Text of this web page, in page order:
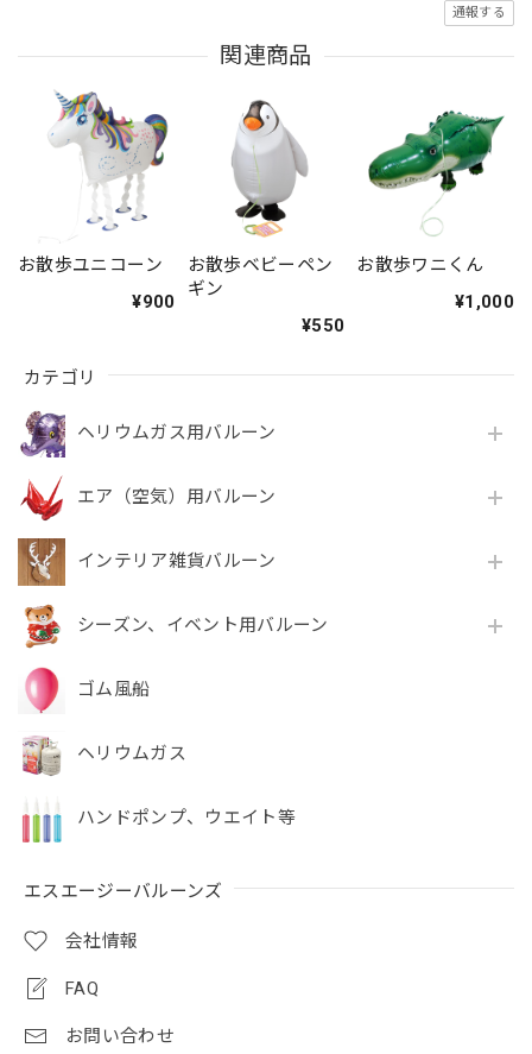
カテゴリ
ヘリウムガス用バルーン
エア（空気）用バルーン
インテリア雑貨バルーン
シーズン、イベント用バルーン
ゴム風船
ヘリウムガス
ハンドポンプ、ウエイト等
エスエージーバルーンズ
会社情報
FAQ
お問い合わせ
通報する
関連商品
お散歩ユニコーン
¥900
お散歩ベビーペン
ギン
¥550
お散歩ワニくん
¥1,000